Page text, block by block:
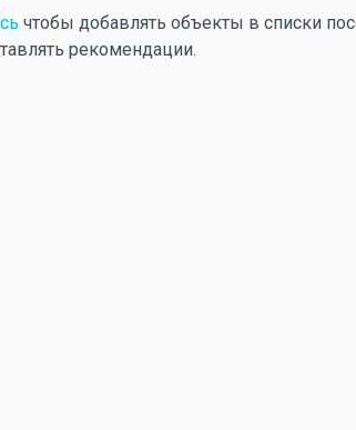
чтобы добавлять объекты в списки
рекомендации.